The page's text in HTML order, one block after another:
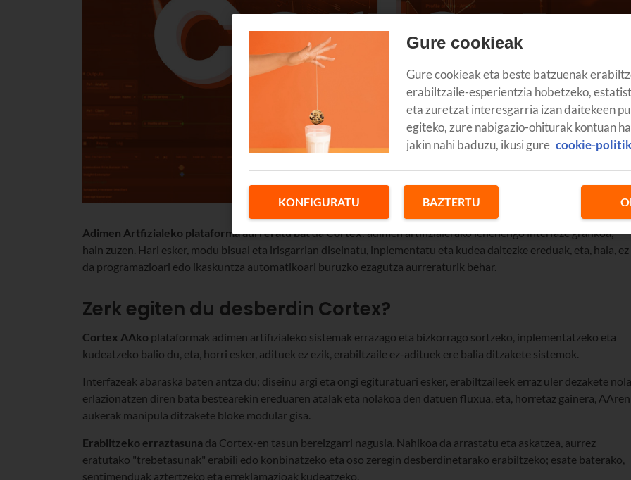
Adimen Artfizialeko plataformaaurreratu batdaCortex: adimen artifizialerako lehenengo interfaze grafikoa,
hain zuzen. Hari esker, modu bisual eta irisgarrian diseinatu, inplementatu eta kudea daitezke ereduak, eta, hala, ez
da programazioari edo ikaskuntza automatikoari buruzko ezagutza aurreraturik behar.
Zerk egiten du desberdin Cortex?
Cortex AAko plataformak adimen artifizialeko sistemak errazago eta bizkorrago sortzeko, inplementatzeko eta
kudeatzeko balio du, eta, horri esker, adituek ez ezik, erabiltzaile ez-adituek ere balia ditzakete sistemok.
Interfazeak abaraska baten antza du; diseinu argi eta ongi egituratuari esker, erabiltzaileek erraz uler dezakete nola
erlazionatzen diren bata bestearekin ereduaren atalak eta nolakoa den datuen fluxua, eta, horretaz gainera, AAren
aukerak manipula ditzakete bloke modular gisa.
Erabiltzeko erraztasuna da Cortex-en tasun bereizgarri nagusia. Nahikoa da arrastatu eta askatzea, aurrez
eratutako "trebetasunak" erabili edo konbinatzeko eta oso zeregin desberdinetarako erabiltzeko; esate baterako,
sentimenduak aztertzeko eta erreklamazioak kudeatzeko.
Gure cookieak
Gure cookieak eta beste batzuenak
erabiltzaile-esperientzia hobetzeko,
eta zuretzat interesgarria izan daitekeen
egiteko, zure nabigazio-ohiturak kontuan
jakin nahi baduzu, ikusi gure cookie-
KONFIGURATU BAZTERTU